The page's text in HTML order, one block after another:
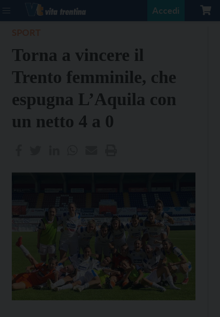
Accedi
Torna a vincere il
Trento femminile, che
espugna L’Aquila con
un netto 4 a 0